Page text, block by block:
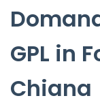
GPL in
Chiana